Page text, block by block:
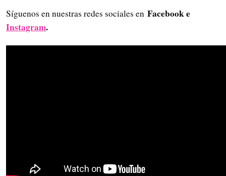
Síguenos en nuestras redes sociales en Facebook e
Instagram.